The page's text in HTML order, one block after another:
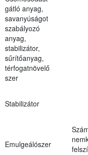
gátló anyag,
savanyúságot
szabályozó
anyag,
stabilizátor,
sűrítőanyag,
térfogatnövelő
szer
Stabilizátor
Emulgeálószer